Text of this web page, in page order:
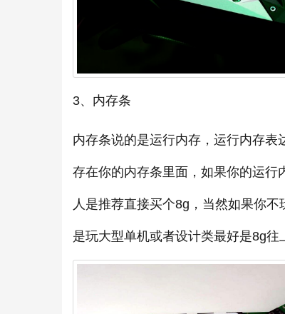
3、内存条
内存条说的是运行内存，运行内存
存在你的内存条里面，如果你的运
人是推荐直接买个8g，当然如果你
是玩大型单机或者设计类最好是8g往